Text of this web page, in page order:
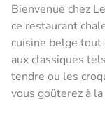
Bienvenue chez
ce restaurant
cuisine belge tout
aux classiques
tendre ou les
vous goûterez à